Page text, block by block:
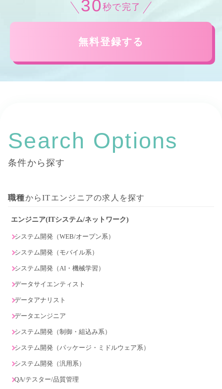
30 秒で完了
無料登録する
Search Options
条件から探す
職種からITエンジニアの求人を探す
エンジニア(ITシステム/ネットワーク)
システム開発（WEB/オープン系）
システム開発（モバイル系）
システム開発（AI・機械学習）
データサイエンティスト
データアナリスト
データエンジニア
システム開発（制御・組込み系）
システム開発（パッケージ・ミドルウェア系）
システム開発（汎用系）
QA/テスター/品質管理